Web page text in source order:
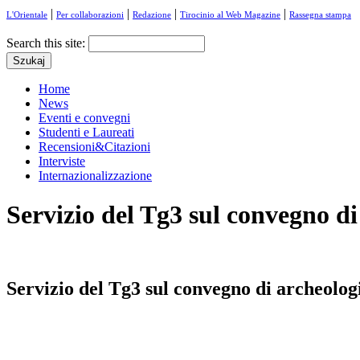
L'Orientale | Per collaborazioni | Redazione | Tirocinio al Web Magazine | Rassegna stampa
Search this site:
Home
News
Eventi e convegni
Studenti e Laureati
Recensioni&Citazioni
Interviste
Internazionalizzazione
Servizio del Tg3 sul convegno
Servizio del Tg3 sul convegno di